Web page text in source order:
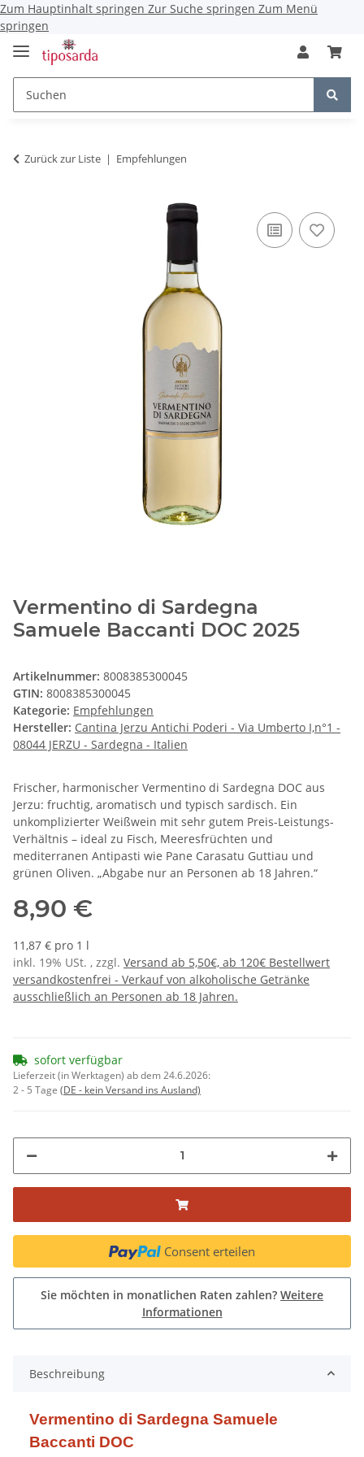
Zum Hauptinhalt springen Zur Suche springen Zum Menü
springen
Zurück zur Liste Empfehlungen
Vermentino di Sardegna
Samuele Baccanti DOC 2025
Artikelnummer: 8008385300045
GTIN: 8008385300045
Kategorie: Empfehlungen
Hersteller: Cantina Jerzu Antichi Poderi - Via Umberto I,n°1 -
08044 JERZU - Sardegna - Italien
Frischer, harmonischer Vermentino di Sardegna DOC aus
Jerzu: fruchtig, aromatisch und typisch sardisch. Ein
unkomplizierter Weißwein mit sehr gutem Preis-Leistungs-
Verhältnis – ideal zu Fisch, Meeresfrüchten und
mediterranen Antipasti wie Pane Carasatu Guttiau und
grünen Oliven. „Abgabe nur an Personen ab 18 Jahren.“
8,90 €
11,87 € pro 1 l
inkl. 19% USt. , zzgl. Versand ab 5,50€, ab 120€ Bestellwert
versandkostenfrei - Verkauf von alkoholische Getränke
ausschließlich an Personen ab 18 Jahren.
sofort verfügbar
Lieferzeit (in Werktagen) ab dem 24.6.2026:
2 - 5 Tage (DE - kein Versand ins Ausland)
Consent erteilen
Sie möchten in monatlichen Raten zahlen? Weitere
Informationen
Beschreibung
Vermentino di Sardegna Samuele
Baccanti DOC